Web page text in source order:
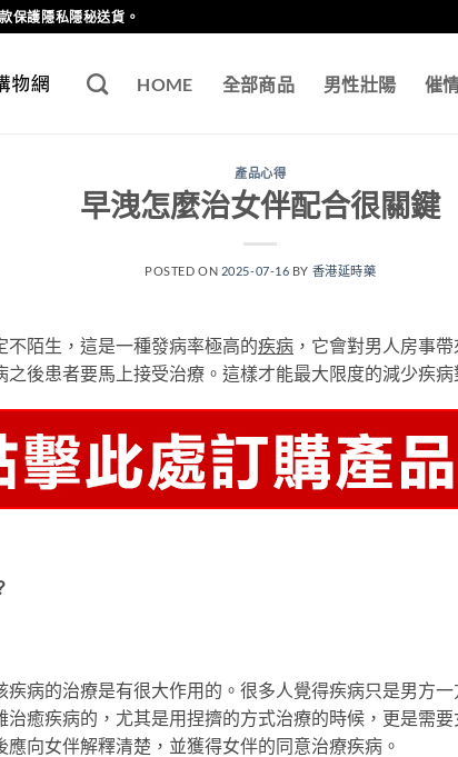
保護隱私隱秘送貨。
HOME 全部商品 男性壯陽 催
產品心得
早洩怎麼治女伴配合很關鍵
POSTED ON 2025-07-16 BY 香港延時藥
不陌生，這是一種發病率極高的疾病 ，它會對男人房事
之後患者要馬上接受治療。這樣才能最大限度的減少疾病
的治療是有很大作用的。很多人覺得疾病只是男方一
治癒疾病的，尤其是用捏擠的方式治療的時候，更是需
應向女伴解釋清楚，並獲得女伴的同意治療疾病。